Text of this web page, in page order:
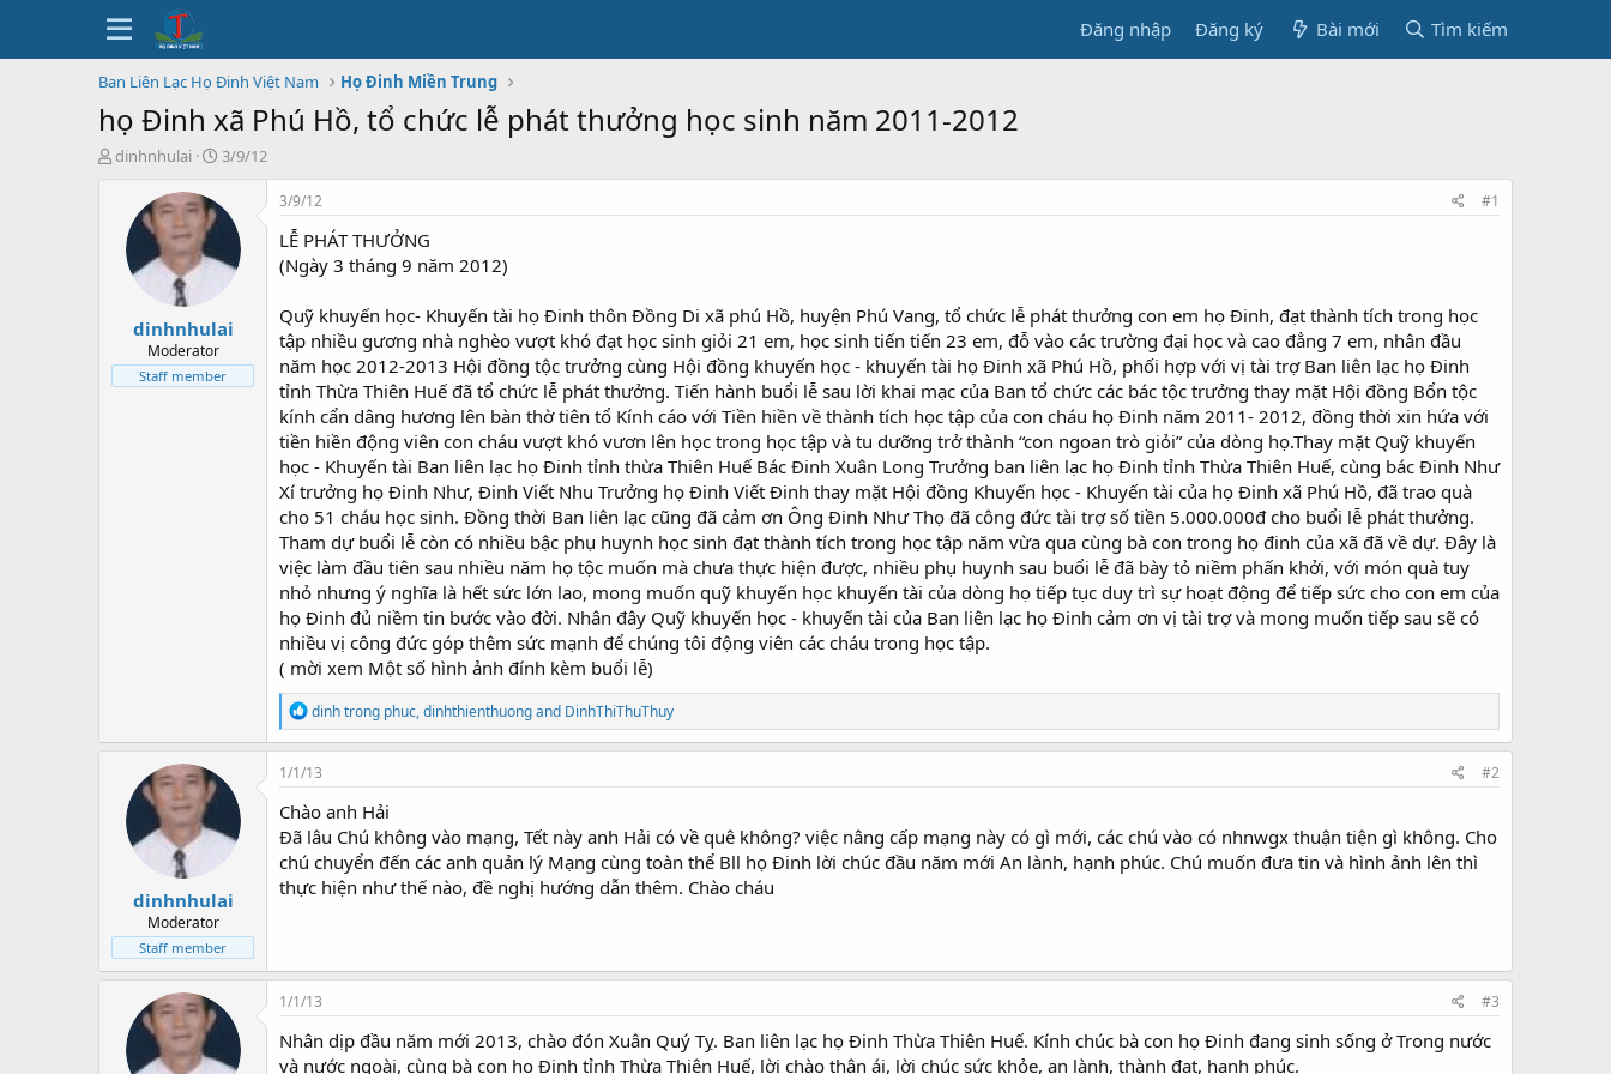
Đăng nhập Đăng ký Bài mới Tìm kiếm
Ban Liên Lạc Họ Đinh Việt Nam Họ Đinh Miền Trung
họ Đinh xã Phú Hồ, tổ chức lễ phát thưởng học sinh năm 2011-2012
T
t
e
dinhnhulai
N
y
ắ
ầ
3/9/12
dinhnhulai
Moderator
Staff member
3/9/12 #1
LỄ PHÁT THƯỞNG
(Ngày 3 tháng 9 năm 2012)
Quỹ khuyến học- Khuyến tài họ Đinh thôn Đồng Di xã phú Hồ, huyện Phú Vang, tổ chức lễ phát thưởng con em họ Đinh, đạt thành tích trong học
tập nhiều gương nhà nghèo vượt khó đạt học sinh giỏi 21 em, học sinh tiến tiến 23 em, đỗ vào các trường đại học và cao đẳng 7 em, nhân đầu
năm học 2012-2013 Hội đồng tộc trưởng cùng Hội đồng khuyến học - khuyến tài họ Đinh xã Phú Hồ, phối hợp với vị tài trợ Ban liên lạc họ Đinh
tỉnh Thừa Thiên Huế đã tổ chức lễ phát thưởng. Tiến hành buổi lễ sau lời khai mạc của Ban tổ chức các bác tộc trưởng thay mặt Hội đồng Bổn tộc
kính cẩn dâng hương lên bàn thờ tiên tổ Kính cáo với Tiền hiền về thành tích học tập của con cháu họ Đinh năm 2011- 2012, đồng thời xin hứa với
tiền hiền động viên con cháu vượt khó vươn lên học trong học tập và tu dưỡng trở thành “con ngoan trò giỏi” của dòng họ.Thay mặt Quỹ khuyến
học - Khuyến tài Ban liên lạc họ Đinh tỉnh thừa Thiên Huế Bác Đinh Xuân Long Trưởng ban liên lạc họ Đinh tỉnh Thừa Thiên Huế, cùng bác Đinh Như
Xí trưởng họ Đinh Như, Đinh Viết Nhu Trưởng họ Đinh Viết Đinh thay mặt Hội đồng Khuyến học - Khuyến tài của họ Đinh xã Phú Hồ, đã trao quà
cho 51 cháu học sinh. Đồng thời Ban liên lạc cũng đã cảm ơn Ông Đinh Như Thọ đã công đức tài trợ số tiền 5.000.000đ cho buổi lễ phát thưởng.
Tham dự buổi lễ còn có nhiều bậc phụ huynh học sinh đạt thành tích trong học tập năm vừa qua cùng bà con trong họ đinh của xã đã về dự. Đây là
việc làm đầu tiên sau nhiều năm họ tộc muốn mà chưa thực hiện được, nhiều phụ huynh sau buổi lễ đã bày tỏ niềm phấn khởi, với món quà tuy
nhỏ nhưng ý nghĩa là hết sức lớn lao, mong muốn quỹ khuyến học khuyến tài của dòng họ tiếp tục duy trì sự hoạt động để tiếp sức cho con em của
họ Đinh đủ niềm tin bước vào đời. Nhân đây Quỹ khuyến học - khuyến tài của Ban liên lạc họ Đinh cảm ơn vị tài trợ và mong muốn tiếp sau sẽ có
nhiều vị công đức góp thêm sức mạnh để chúng tôi động viên các cháu trong học tập.
( mời xem Một số hình ảnh đính kèm buổi lễ)
R
e
a
c
i
o
n
s
:
dinh trong phuc,dinhthienthuongand DinhThiThuThuy
dinhnhulai
Moderator
Staff member
1/1/13 #2
Chào anh Hải
Đã lâu Chú không vào mạng, Tết này anh Hải có về quê không? việc nâng cấp mạng này có gì mới, các chú vào có nhnwgx thuận tiện gì không. Cho
chú chuyển đến các anh quản lý Mạng cùng toàn thể Bll họ Đinh lời chúc đầu năm mới An lành, hạnh phúc. Chú muốn đưa tin và hình ảnh lên thì
thực hiện như thế nào, đề nghị hướng dẫn thêm. Chào cháu
1/1/13 #3
Nhân dịp đầu năm mới 2013, chào đón Xuân Quý Tỵ. Ban liên lạc họ Đinh Thừa Thiên Huế. Kính chúc bà con họ Đinh đang sinh sống ở Trong nước
và nước ngoài, cùng bà con họ Đinh tỉnh Thừa Thiên Huế, lời chào thân ái, lời chúc sức khỏe, an lành, thành đạt, hạnh phúc.